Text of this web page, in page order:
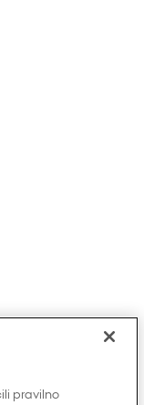
pravilno